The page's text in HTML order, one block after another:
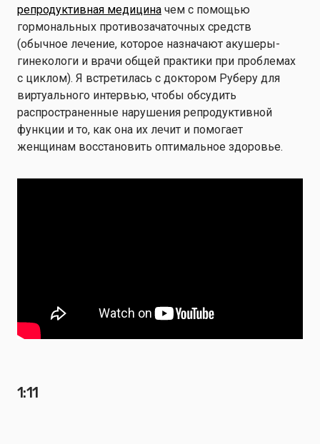
репродуктивная медицина чем с помощью
гормональных противозачаточных средств
(обычное лечение, которое назначают акушеры-
гинекологи и врачи общей практики при проблемах
с циклом). Я встретилась с доктором Руберу для
виртуального интервью, чтобы обсудить
распространенные нарушения репродуктивной
функции и то, как она их лечит и помогает
женщинам восстановить оптимальное здоровье.
1:11